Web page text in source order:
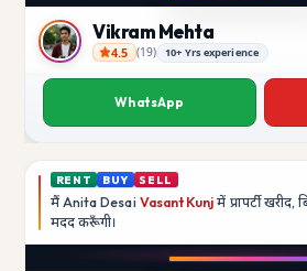
Vikram Mehta
Vikram Mehta
4.5 (19) 10+ Yrs experience
WhatsApp
RENT BUY SELL
मैं Anita Desai Vasant Kunj में प्रापर्टी
मददकरूँगी।